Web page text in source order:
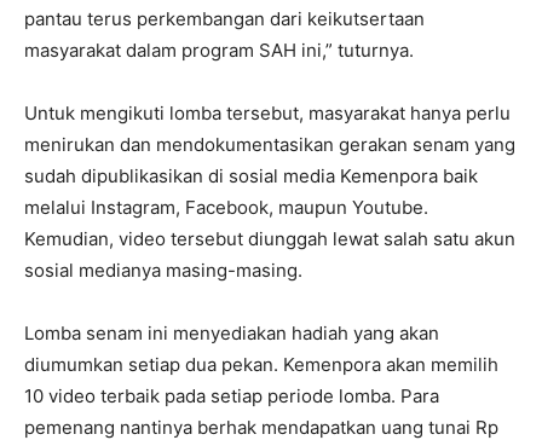
pantau terus perkembangan dari keikutsertaan
masyarakat dalam program SAH ini,” tuturnya.
Untuk mengikuti lomba tersebut, masyarakat hanya perlu
menirukan dan mendokumentasikan gerakan senam yang
sudah dipublikasikan di sosial media Kemenpora baik
melalui Instagram, Facebook, maupun Youtube.
Kemudian, video tersebut diunggah lewat salah satu akun
sosial medianya masing-masing.
Lomba senam ini menyediakan hadiah yang akan
diumumkan setiap dua pekan. Kemenpora akan memilih
10 video terbaik pada setiap periode lomba. Para
pemenang nantinya berhak mendapatkan uang tunai Rp